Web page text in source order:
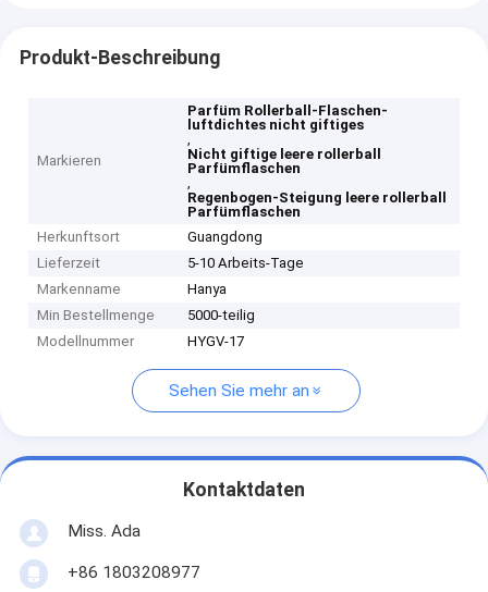
Produkt-Beschreibung
Markieren
Parfüm Rollerball-Flaschen-
luftdichtes nicht giftiges
,
Nicht giftige leere rollerball
Parfümflaschen
,
Regenbogen-Steigung leere rollerball
Parfümflaschen
Herkunftsort
Guangdong
Lieferzeit
5-10 Arbeits-Tage
Markenname
Hanya
Min Bestellmenge
5000-teilig
Modellnummer
HYGV-17
Sehen Sie mehr an
Kontaktdaten
Miss. Ada
+86 1803208977